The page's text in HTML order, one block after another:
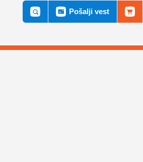
Pošalji vest